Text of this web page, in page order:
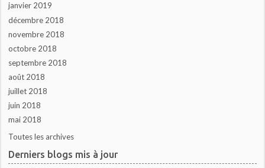
janvier 2019
décembre 2018
novembre 2018
octobre 2018
septembre 2018
août 2018
juillet 2018
juin 2018
mai 2018
Toutes les archives
Derniers blogs mis à jour